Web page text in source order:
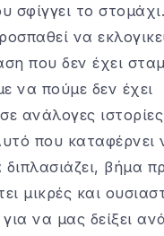
σφίγγει το
να
που δεν έχει
να πούμε δεν έχει
ανάλογες
που καταφέρνει
διπλασιάζει, βήμα
μικρές και
για να μας δείξει